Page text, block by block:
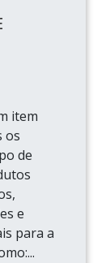
item
os
de
e
para a